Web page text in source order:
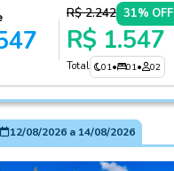
R$ 2.242 31% OFF
R$ 1.547
Total 01• 01• 02
12/08/2026a 14/08/2026